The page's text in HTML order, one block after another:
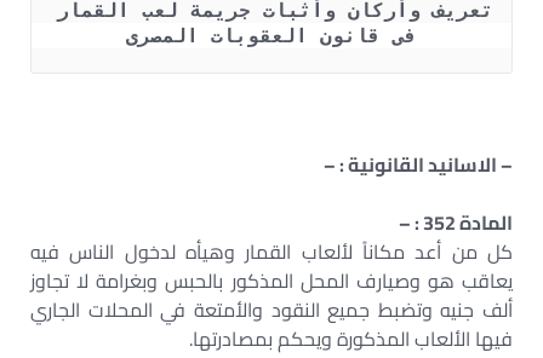
فى قانون العقوبات المصرى
– الاسانيد القانونية : –
المادة 352 : –
كل من أعد مكاناً لألعاب القمار وهيأه لدخول الناس فيه
يعاقب هو وصيارف المحل المذكور بالحبس وبغرامة لا تجاوز
ألف جنيه وتضبط جميع النقود والأمتعة في المحلات الجاري
فيها الألعاب المذكورة ويحكم بمصادرتها.